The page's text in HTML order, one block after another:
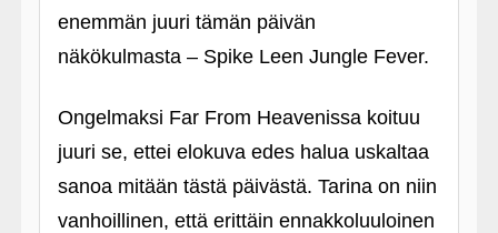
enemmän juuri tämän päivän
näkökulmasta – Spike Leen Jungle Fever.
Ongelmaksi Far From Heavenissa koituu
juuri se, ettei elokuva edes halua uskaltaa
sanoa mitään tästä päivästä. Tarina on niin
vanhoillinen, että erittäin ennakkoluuloinen